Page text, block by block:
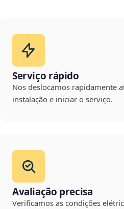
Serviço rápido
Nos deslocamos rapidamente
instalação e iniciar o serviço.
Avaliação precisa
Verificamos as condições